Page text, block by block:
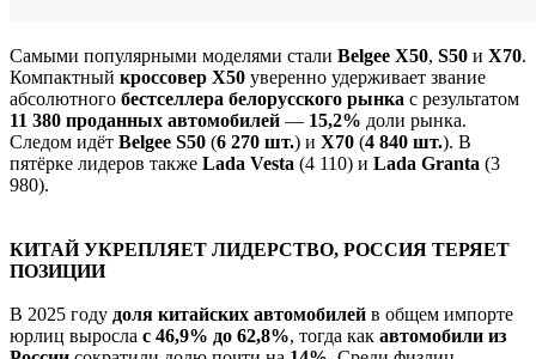
Самыми популярными моделями стали Belgee X50, S50 и X70.
Компактный кроссовер X50 уверенно удерживает звание
абсолютного бестселлера белорусского рынка с результатом
11 380 проданных автомобилей — 15,2% доли рынка.
Следом идёт Belgee S50 (6 270 шт.) и X70 (4 840 шт.). В
пятёрке лидеров также Lada Vesta (4 110) и Lada Granta (3
980).
КИТАЙ УКРЕПЛЯЕТ ЛИДЕРСТВО, РОССИЯ ТЕРЯЕТ
ПОЗИЦИИ
В 2025 году доля китайских автомобилей в общем импорте
юрлиц выросла с 46,9% до 62,8%, тогда как автомобили из